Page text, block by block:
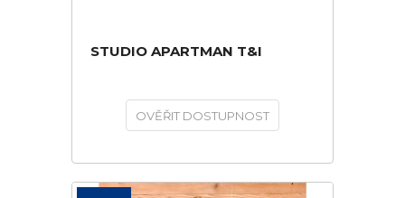
STUDIO APARTMAN T&I
OVĚŘIT DOSTUPNOST